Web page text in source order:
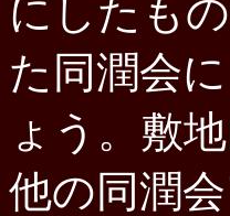
にしたも
た同潤会
ょう。敷
他の同潤